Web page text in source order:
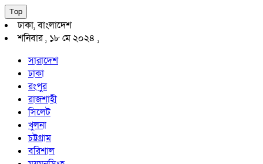
Top
ঢাকা, বাংলাদেশ
শনিবার , ১৮ মে ২০২৪ ,
সারাদেশ
ঢাকা
রংপুর
রাজশাহী
সিলেট
খুলনা
চট্টগ্রাম
বরিশাল